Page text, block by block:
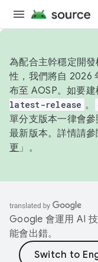
為配合主幹穩定開
性，我們將自 2026
布至 AOSP。如要
latest-release 。
單分支版本一律會
最新版本。詳情請參
更 」。
Google 會運用 AI
能會出錯。